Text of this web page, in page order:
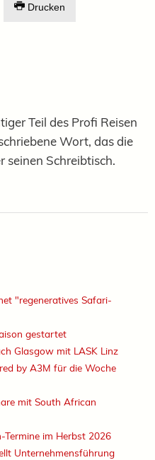
Drucken
Teil des Profi Reisen
Wort, das die
seinen Schreibtisch.
"regeneratives Safari-
gestartet
Glasgow mit LASK Linz
by A3M für die Woche
mit South African
Termine im Herbst 2026
Unternehmensführung